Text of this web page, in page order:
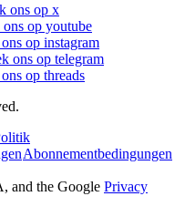
ons op x
op youtube
op instagram
ons op telegram
op threads
Abonnementbedingungen
and the Google Privacy